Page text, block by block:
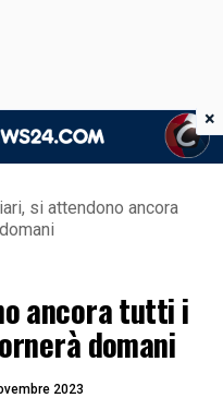
si attendono ancora
ancora tutti i
domani
2023
×